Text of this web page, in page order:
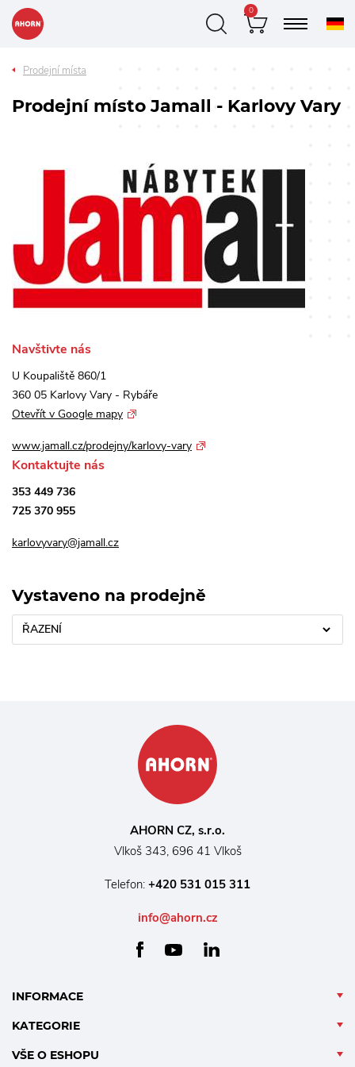
0
Prodejní místa
Prodejní místo Jamall - Karlovy Vary
Navštivte nás
U Koupaliště 860/1
360 05 Karlovy Vary - Rybáře
Otevřít v Google mapy
www.jamall.cz/prodejny/karlovy-vary
Kontaktujte nás
353 449 736
725 370 955
karlovyvary@jamall.cz
Vystaveno na prodejně
ŘAZENÍ
AHORN CZ, s.r.o.
Vlkoš 343, 696 41 Vlkoš
Telefon: +420 531 015 311
info@ahorn.cz
facebook youtube
INFORMACE
KATEGORIE
VŠE O ESHOPU